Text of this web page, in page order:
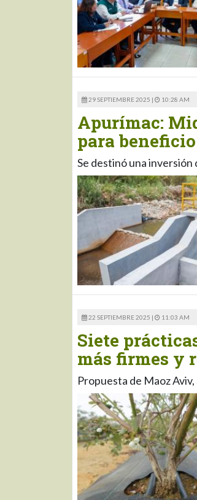
29 SEPTIEMBRE 2025 | 10:28 AM
Apurímac:
para
Se destinó una inversión
22 SEPTIEMBRE 2025 | 11:03 AM
Siete
más firmes y
Propuesta de Maoz